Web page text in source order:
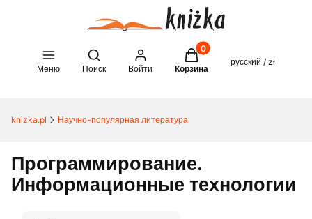
Меню
Open search engine
Поиск Войти
Товары в корзине: 0.
Корзина
русский / zł
knizka.pl Научно-популярная литература
Программирование.
Информационные технологии